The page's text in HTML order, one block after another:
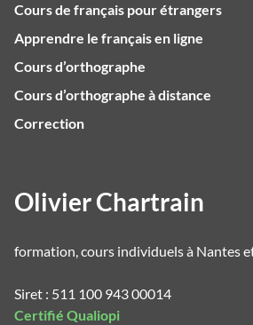
Cours de français pour étrangers
Apprendre le français en ligne
Cours d’orthographe
Cours d’orthographe à distance
Correction
Olivier Chartrain
formation, cours individuels à Nantes
Siret : 511 100 943 00014
Certifié Qualiopi